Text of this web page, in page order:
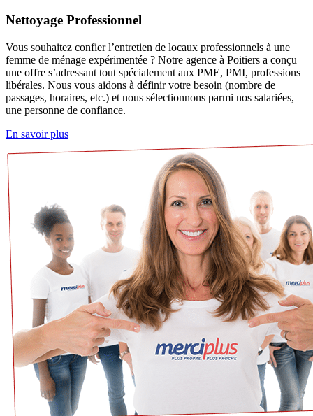
Nettoyage Professionnel
Vous souhaitez confier l’entretien de locaux professionnels à une
femme de ménage expérimentée ? Notre agence à Poitiers a conçu
une offre s’adressant tout spécialement aux PME, PMI, professions
libérales. Nous vous aidons à définir votre besoin (nombre de
passages, horaires, etc.) et nous sélectionnons parmi nos salariées,
une personne de confiance.
En savoir plus